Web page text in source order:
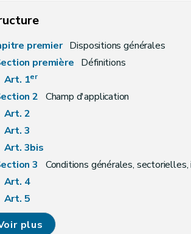
premier Dispositions générales
première Définitions
Art. 1er
2 Champ d'application
Art. 2
Art. 3
Art. 3bis
3
Conditions générales,
Art. 4
Art. 5
Art. 6
plus